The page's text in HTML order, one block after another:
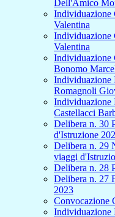
Dell'Amico
Individuazione
Valentina
Individuazione
Valentina
Individuazione
Bonomo
Individuazione
Romagnoli
Individuazione
Castellacci
Delibera n. 30
d'Istruzione
Delibera n. 29
viaggi
Delibera n. 28
Delibera n. 27
2023
Convocazione
Individuazione